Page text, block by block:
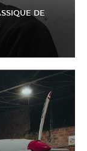
DE